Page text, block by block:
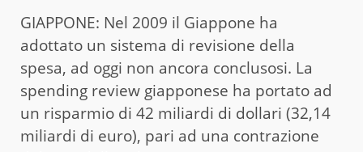
GIAPPONE: Nel 2009 il Giappone ha
adottato un sistema di revisione della
spesa, ad oggi non ancora conclusosi. La
spending review giapponese ha portato ad
un risparmio di 42 miliardi di dollari (32,14
miliardi di euro), pari ad una contrazione